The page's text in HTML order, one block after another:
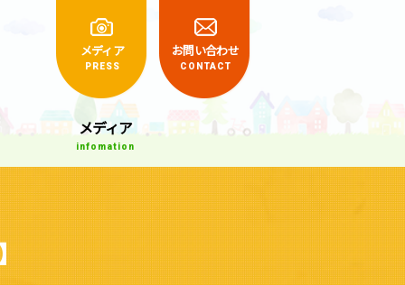
メディア
PRESS
お問い合わせ
CONTACT
メディア
infomation